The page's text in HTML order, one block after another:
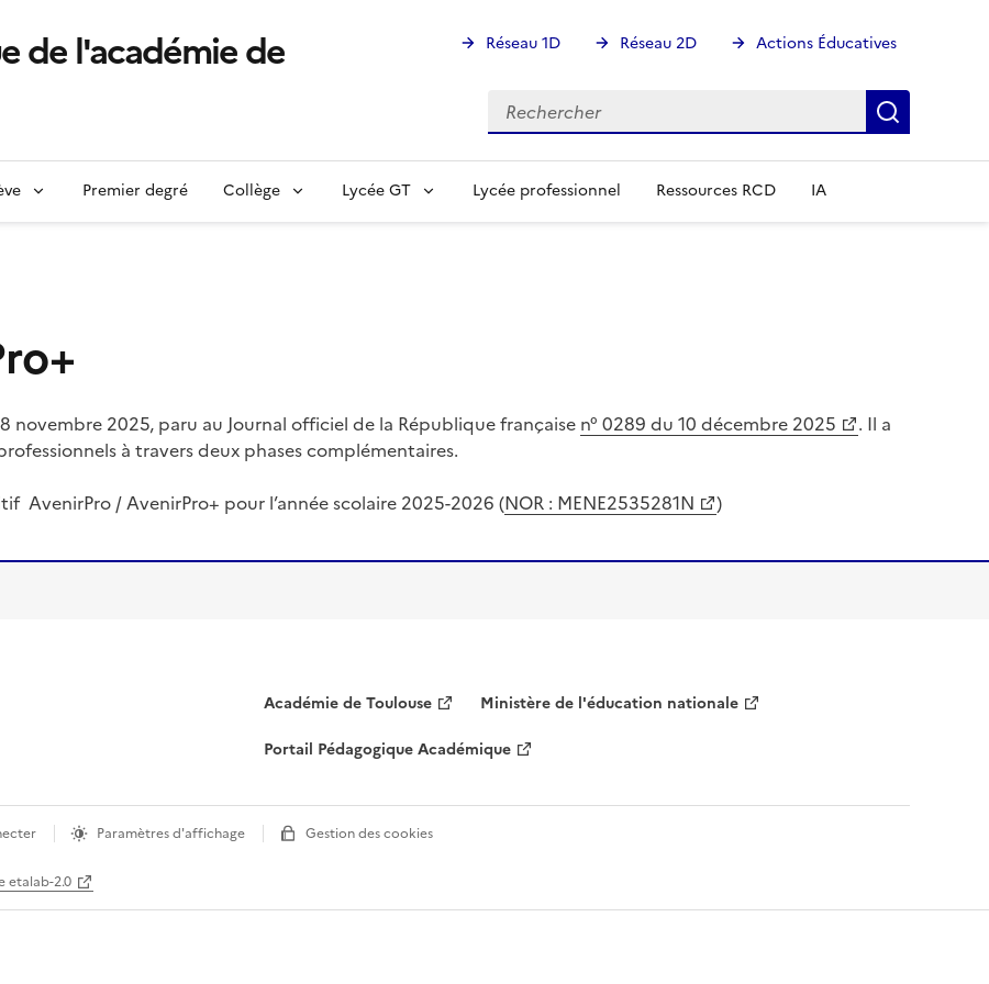
de l'académie de Réseau 1D Réseau 2D Actions Éducatives
Rechercher
Rechercher
Premier degré Collège Lycée GT Lycée professionnel Ressources RCD IA
novembre 2025, paru au Journal officiel de la République française n° 0289 du 10 décembre 2025
. Il a
à travers deux phases complémentaires.
AvenirPro / AvenirPro+ pour l’année scolaire 2025-2026 (NOR : MENE2535281N )
Académie de Toulouse
Ministère de l'éducation nationale
Portail Pédagogique Académique
Paramètres d'affichage Gestion des cookies
etalab-2.0